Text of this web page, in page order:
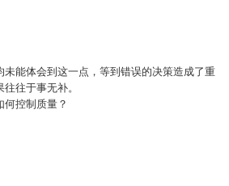
未能体会到这一点，等到错误的决策造成了重
往于事无补。
何控制质量？